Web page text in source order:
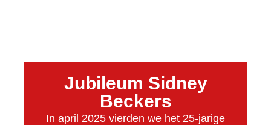
Jubileum Sidney
Beckers
In april 2025 vierden we het 25-jarige